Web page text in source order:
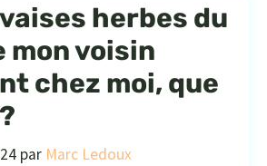
herbes du
mon voisin
chez moi, que
par Marc Ledoux